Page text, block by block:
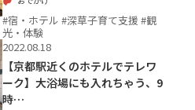
#宿・ホテル #深草子育て支援 #観
光・体験
2022.08.18
【京都駅近くのホテルでテレワ
ーク】大浴場にも入れちゃう、9
時…